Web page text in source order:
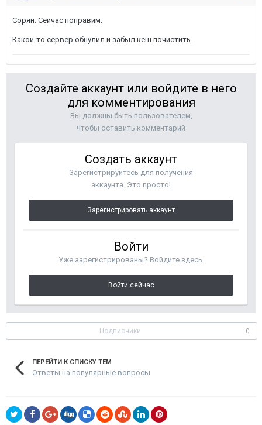
Сорян. Сейчас поправим.
Какой-то сервер обнулил и забыл кеш почистить.
Создайте аккаунт или войдите в него
для комментирования
Вы должны быть пользователем,
чтобы оставить комментарий
Создать аккаунт
Зарегистрируйтесь для получения
аккаунта. Это просто!
Зарегистрировать аккаунт
Войти
Уже зарегистрированы? Войдите здесь.
Войти сейчас
Подписчики 0
ПЕРЕЙТИ К СПИСКУ ТЕМ
Ответы на популярные вопросы